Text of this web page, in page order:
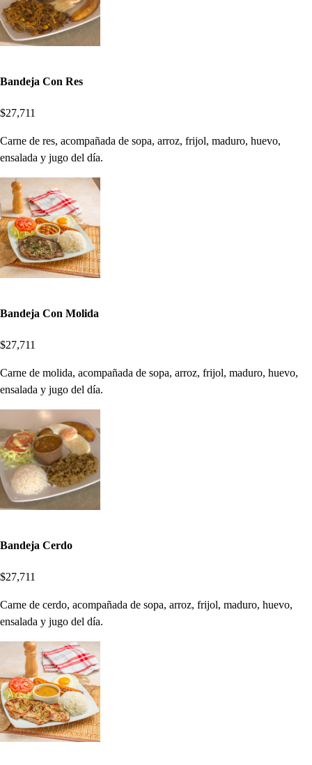
Bandeja Con Res
$27,711
Carne de res, acompañada de sopa, arroz, frijol, maduro, huevo,
ensalada y jugo del día.
Bandeja Con Molida
$27,711
Carne de molida, acompañada de sopa, arroz, frijol, maduro, huevo,
ensalada y jugo del día.
Bandeja Cerdo
$27,711
Carne de cerdo, acompañada de sopa, arroz, frijol, maduro, huevo,
ensalada y jugo del día.